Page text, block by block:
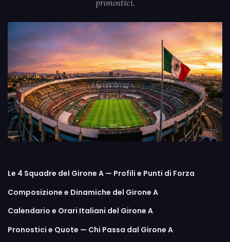
pronostici.
Le 4 Squadre del Girone A — Profili e Punti di Forza
Composizione e Dinamiche del Girone A
Calendario e Orari Italiani del Girone A
Pronostici e Quote — Chi Passa dal Girone A